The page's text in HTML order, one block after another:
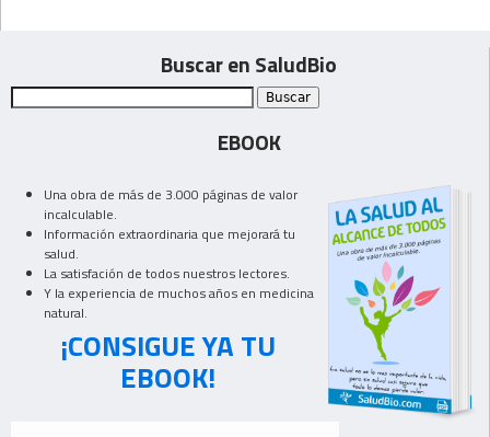
Buscar en SaludBio
EBOOK
Una obra de más de 3.000 páginas de valor
incalculable.
Información extraordinaria que mejorará tu
salud.
La satisfación de todos nuestros lectores.
Y la experiencia de muchos años en medicina
natural.
¡CONSIGUE YA TU
EBOOK!